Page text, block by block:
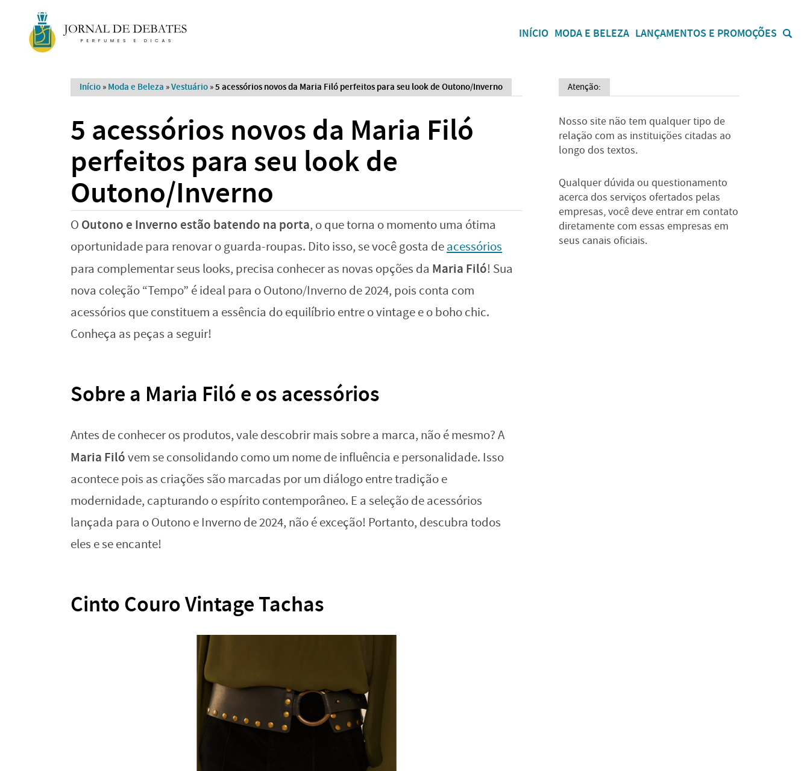
INÍCIO MODA E BELEZA LANÇAMENTOS E PROMOÇÕES
Início » Moda e Beleza »Vestuário »5 acessórios novos da Maria Filó perfeitos para seu look de Outono/Inverno
5 acessórios novos da Maria Filó
perfeitos para seu look de
Outono/Inverno
O Outono e Inverno estão batendo na porta, o que torna o momento uma ótima
oportunidade para renovar o guarda-roupas. Dito isso, se você gosta deacessórios
para complementar seus looks, precisa conhecer as novas opções da Maria Filó! Sua
nova coleção “Tempo” é ideal para o Outono/Inverno de 2024, pois conta com
acessórios que constituem a essência do equilíbrio entre o vintage e o boho chic.
Conheça as peças a seguir!
Sobre a Maria Filó e os acessórios
Antes de conhecer os produtos, vale descobrir mais sobre a marca, não é mesmo? A
Maria Filóvem se consolidando como um nome de influência e personalidade. Isso
acontece pois as criações são marcadas por um diálogo entre tradição e
modernidade, capturando o espírito contemporâneo. E a seleção de acessórios
lançada para o Outono e Inverno de 2024, não é exceção! Portanto, descubra todos
eles e se encante!
Cinto Couro Vintage Tachas
Atenção:
Nosso site não tem qualquer tipo de
relação com as instituições citadas ao
longo dos textos.
Qualquer dúvida ou questionamento
acerca dos serviços ofertados pelas
empresas, você deve entrar em contato
diretamente com essas empresas em
seus canais oficiais.